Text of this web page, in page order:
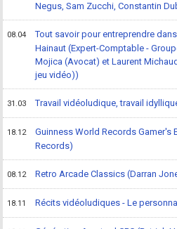
Negus, Sam Zucchi, Constantin
08.04
Tout savoir pour entreprendre
Hainaut (Expert-Comptable -
Mojica (Avocat) et Laurent
jeu vidéo))
31.03 Travail vidéoludique, travail
18.12
Guinness World Records Gamer's
Records)
08.12 Retro Arcade Classics (Darran
18.11 Récits vidéoludiques - Le